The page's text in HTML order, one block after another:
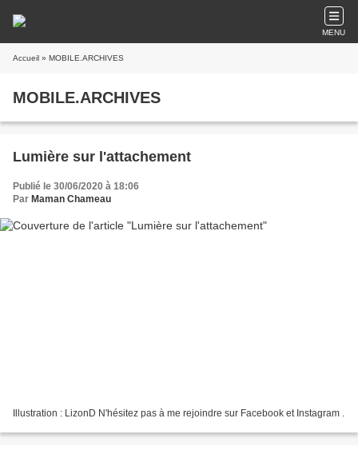
MENU
Accueil » MOBILE.ARCHIVES
MOBILE.ARCHIVES
Lumière sur l'attachement
Publié le 30/06/2020 à 18:06
Par Maman Chameau
Illustration : LizonD N'hésitez pas à me rejoindre sur Facebook et Instagram .